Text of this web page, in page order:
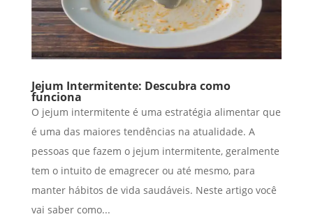
Jejum Intermitente: Descubra como
funciona
O jejum intermitente é uma estratégia alimentar que
é uma das maiores tendências na atualidade. A
pessoas que fazem o jejum intermitente, geralmente
tem o intuito de emagrecer ou até mesmo, para
manter hábitos de vida saudáveis. Neste artigo você
vai saber como...